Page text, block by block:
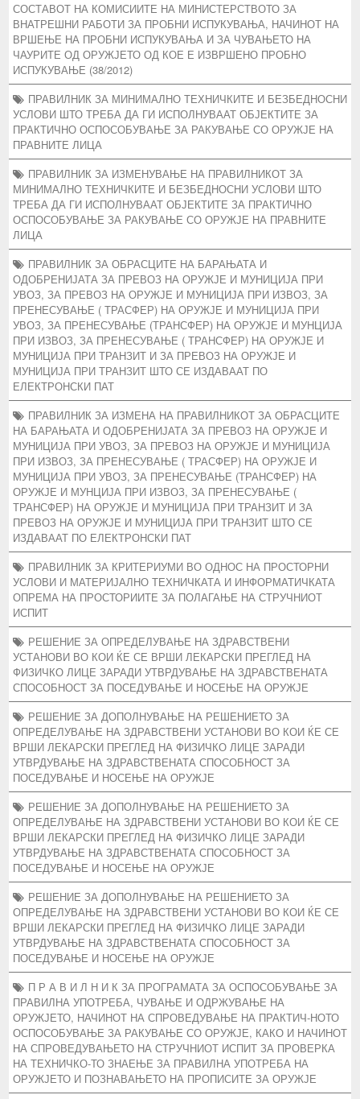
СОСТАВОТ НА КОМИСИИТЕ НА МИНИСТЕРСТВОТО ЗА
ВНАТРЕШНИ РАБОТИ ЗА ПРОБНИ ИСПУКУВАЊА, НАЧИНОТ НА
ВРШЕЊЕ НА ПРОБНИ ИСПУКУВАЊА И ЗА ЧУВАЊЕТО НА
ЧАУРИТЕ ОД ОРУЖЈЕТО ОД КОЕ Е ИЗВРШЕНО ПРОБНО
ИСПУКУВАЊЕ (38/2012)
ПРАВИЛНИК ЗА МИНИМАЛНО ТЕХНИЧКИТЕ И БЕЗБЕДНОСНИ
УСЛОВИ ШТО ТРЕБА ДА ГИ ИСПОЛНУВААТ ОБЈЕКТИТЕ ЗА
ПРАКТИЧНО ОСПОСОБУВАЊЕ ЗА РАКУВАЊЕ СО ОРУЖЈЕ НА
ПРАВНИТЕ ЛИЦА
ПРАВИЛНИК ЗА ИЗМЕНУВАЊЕ НА ПРАВИЛНИКОТ ЗА
МИНИМАЛНО ТЕХНИЧКИТЕ И БЕЗБЕДНОСНИ УСЛОВИ ШТО
ТРЕБА ДА ГИ ИСПОЛНУВААТ ОБЈЕКТИТЕ ЗА ПРАКТИЧНО
ОСПОСОБУВАЊЕ ЗА РАКУВАЊЕ СО ОРУЖЈЕ НА ПРАВНИТЕ
ЛИЦА
ПРАВИЛНИК ЗА ОБРАСЦИТЕ НА БАРАЊАТА И
ОДОБРЕНИЈАТА ЗА ПРЕВОЗ НА ОРУЖЈЕ И МУНИЦИЈА ПРИ
УВОЗ, ЗА ПРЕВОЗ НА ОРУЖЈЕ И МУНИЦИЈА ПРИ ИЗВОЗ, ЗА
ПРЕНЕСУВАЊЕ ( ТРАСФЕР) НА ОРУЖЈЕ И МУНИЦИЈА ПРИ
УВОЗ, ЗА ПРЕНЕСУВАЊЕ (ТРАНСФЕР) НА ОРУЖЈЕ И МУНЦИЈА
ПРИ ИЗВОЗ, ЗА ПРЕНЕСУВАЊЕ ( ТРАНСФЕР) НА ОРУЖЈЕ И
МУНИЦИЈА ПРИ ТРАНЗИТ И ЗА ПРЕВОЗ НА ОРУЖЈЕ И
МУНИЦИЈА ПРИ ТРАНЗИТ ШТО СЕ ИЗДАВААТ ПО
ЕЛЕКТРОНСКИ ПАТ
ПРАВИЛНИК ЗА ИЗМЕНА НА ПРАВИЛНИКОТ ЗА ОБРАСЦИТЕ
НА БАРАЊАТА И ОДОБРЕНИЈАТА ЗА ПРЕВОЗ НА ОРУЖЈЕ И
МУНИЦИЈА ПРИ УВОЗ, ЗА ПРЕВОЗ НА ОРУЖЈЕ И МУНИЦИЈА
ПРИ ИЗВОЗ, ЗА ПРЕНЕСУВАЊЕ ( ТРАСФЕР) НА ОРУЖЈЕ И
МУНИЦИЈА ПРИ УВОЗ, ЗА ПРЕНЕСУВАЊЕ (ТРАНСФЕР) НА
ОРУЖЈЕ И МУНЦИЈА ПРИ ИЗВОЗ, ЗА ПРЕНЕСУВАЊЕ (
ТРАНСФЕР) НА ОРУЖЈЕ И МУНИЦИЈА ПРИ ТРАНЗИТ И ЗА
ПРЕВОЗ НА ОРУЖЈЕ И МУНИЦИЈА ПРИ ТРАНЗИТ ШТО СЕ
ИЗДАВААТ ПО ЕЛЕКТРОНСКИ ПАТ
ПРАВИЛНИК ЗА КРИТЕРИУМИ ВО ОДНОС НА ПРОСТОРНИ
УСЛОВИ И МАТЕРИЈАЛНО ТЕХНИЧКАТА И ИНФОРМАТИЧКАТА
ОПРЕМА НА ПРОСТОРИИТЕ ЗА ПОЛАГАЊЕ НА СТРУЧНИОТ
ИСПИТ
РЕШЕНИЕ ЗА ОПРЕДЕЛУВАЊЕ НА ЗДРАВСТВЕНИ
УСТАНОВИ ВО КОИ ЌЕ СЕ ВРШИ ЛЕКАРСКИ ПРЕГЛЕД НА
ФИЗИЧКО ЛИЦЕ ЗАРАДИ УТВРДУВАЊЕ НА ЗДРАВСТВЕНАТА
СПОСОБНОСТ ЗА ПОСЕДУВАЊЕ И НОСЕЊЕ НА ОРУЖЈЕ
РЕШЕНИЕ ЗА ДОПОЛНУВАЊЕ НА РЕШЕНИЕТО ЗА
ОПРЕДЕЛУВАЊЕ НА ЗДРАВСТВЕНИ УСТАНОВИ ВО КОИ ЌЕ СЕ
ВРШИ ЛЕКАРСКИ ПРЕГЛЕД НА ФИЗИЧКО ЛИЦЕ ЗАРАДИ
УТВРДУВАЊЕ НА ЗДРАВСТВЕНАТА СПОСОБНОСТ ЗА
ПОСЕДУВАЊЕ И НОСЕЊЕ НА ОРУЖЈЕ
РЕШЕНИЕ ЗА ДОПОЛНУВАЊЕ НА РЕШЕНИЕТО ЗА
ОПРЕДЕЛУВАЊЕ НА ЗДРАВСТВЕНИ УСТАНОВИ ВО КОИ ЌЕ СЕ
ВРШИ ЛЕКАРСКИ ПРЕГЛЕД НА ФИЗИЧКО ЛИЦЕ ЗАРАДИ
УТВРДУВАЊЕ НА ЗДРАВСТВЕНАТА СПОСОБНОСТ ЗА
ПОСЕДУВАЊЕ И НОСЕЊЕ НА ОРУЖЈЕ
РЕШЕНИЕ ЗА ДОПОЛНУВАЊЕ НА РЕШЕНИЕТО ЗА
ОПРЕДЕЛУВАЊЕ НА ЗДРАВСТВЕНИ УСТАНОВИ ВО КОИ ЌЕ СЕ
ВРШИ ЛЕКАРСКИ ПРЕГЛЕД НА ФИЗИЧКО ЛИЦЕ ЗАРАДИ
УТВРДУВАЊЕ НА ЗДРАВСТВЕНАТА СПОСОБНОСТ ЗА
ПОСЕДУВАЊЕ И НОСЕЊЕ НА ОРУЖЈЕ
П Р А В И Л Н И К ЗА ПРОГРАМАТА ЗА ОСПОСОБУВАЊЕ ЗА
ПРАВИЛНА УПОТРЕБА, ЧУВАЊЕ И ОДРЖУВАЊЕ НА
ОРУЖЈЕТО, НАЧИНОТ НА СПРОВЕДУВАЊЕ НА ПРАКТИЧ-НОТО
ОСПОСОБУВАЊЕ ЗА РАКУВАЊЕ СО ОРУЖЈЕ, КАКО И НАЧИНОТ
НА СПРОВЕДУВАЊЕТО НА СТРУЧНИОТ ИСПИТ ЗА ПРОВЕРКА
НА ТЕХНИЧКО-ТО ЗНАЕЊЕ ЗА ПРАВИЛНА УПОТРЕБА НА
ОРУЖЈЕТО И ПОЗНАВАЊЕТО НА ПРОПИСИТЕ ЗА ОРУЖЈЕ